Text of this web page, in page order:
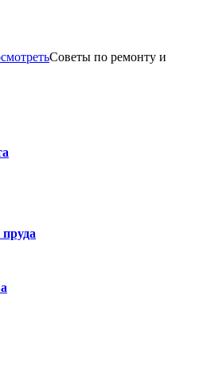
Советы по ремонту и